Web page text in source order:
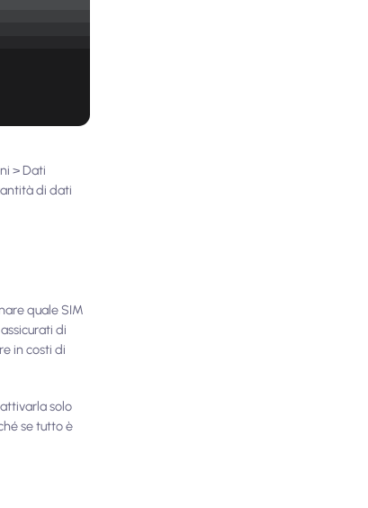
> Dati
di dati
quale SIM
di
in costi di
solo
se tutto è